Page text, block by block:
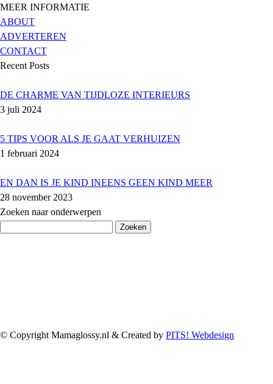
MEER INFORMATIE
ABOUT
ADVERTEREN
CONTACT
Recent Posts
DE CHARME VAN TIJDLOZE INTERIEURS
3 juli 2024
5 TIPS VOOR ALS JE GAAT VERHUIZEN
1 februari 2024
EN DAN IS JE KIND INEENS GEEN KIND MEER
28 november 2023
Zoeken naar onderwerpen
© Copyright Mamaglossy.nl & Created by PITS! Webdesign